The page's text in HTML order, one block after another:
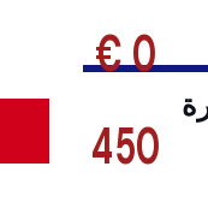
0 €
450